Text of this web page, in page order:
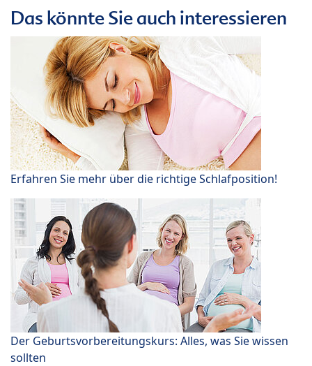
Das könnte Sie auch interessieren
Erfahren Sie mehr über die richtige Schlafposition!
Der Geburtsvorbereitungskurs: Alles, was Sie wissen
sollten